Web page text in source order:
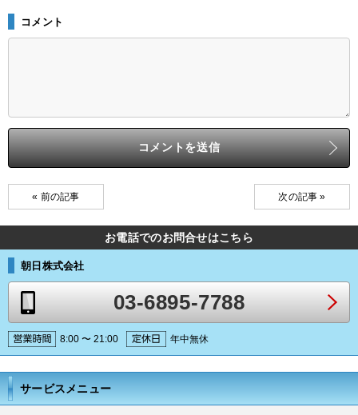
コメント
« 前の記事 次の記事 »
お電話でのお問合せはこちら
朝日株式会社
03-6895-7788
8:00 〜 21:00 年中無休
サービスメニュー